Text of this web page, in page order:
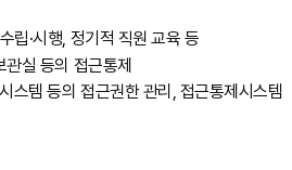
립·시행, 정기적 직원 교육 등
실 등의 접근통제
스템 등의 접근권한 관리, 접근통제시스템